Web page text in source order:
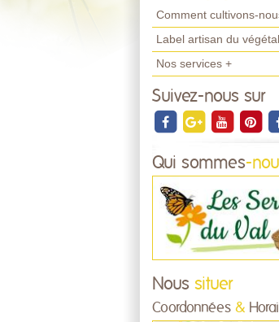
Comment cultivons-
Label artisan du végétal
Nos services +
Suivez-nous sur
Qui sommes-
Nous situer
Coordonnées &